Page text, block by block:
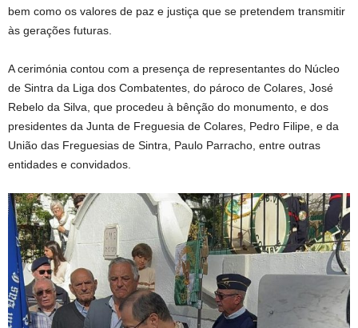
bem como os valores de paz e justiça que se pretendem transmitir
às gerações futuras.
A cerimónia contou com a presença de representantes do Núcleo
de Sintra da Liga dos Combatentes, do pároco de Colares, José
Rebelo da Silva, que procedeu à bênção do monumento, e dos
presidentes da Junta de Freguesia de Colares, Pedro Filipe, e da
União das Freguesias de Sintra, Paulo Parracho, entre outras
entidades e convidados.